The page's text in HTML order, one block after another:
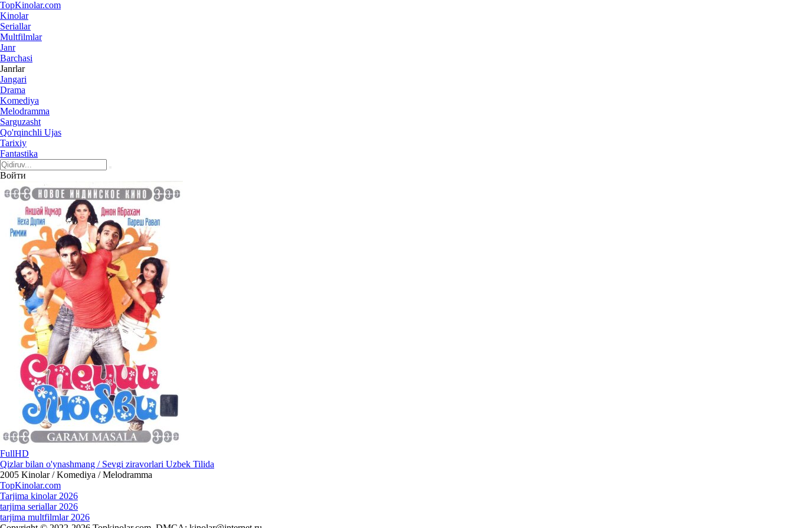
TopKinolar.com
Kinolar
Seriallar
Multfilmlar
Janr
Barchasi
Janrlar
Jangari
Drama
Komediya
Melodramma
Sarguzasht
Qo'rqinchli Ujas
Tarixiy
Fantastika
Войти
FullHD
Qizlar bilan o'ynashmang / Sevgi ziravorlari Uzbek Tilida
2005 Kinolar / Komediya / Melodramma
TopKinolar.com
Tarjima kinolar 2026
tarjima seriallar 2026
tarjima multfilmlar 2026